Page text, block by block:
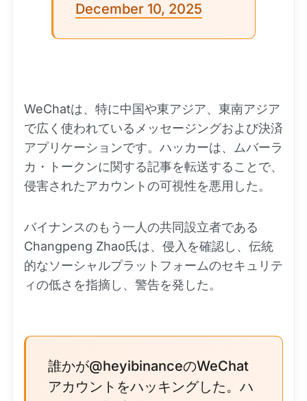
December 10, 2025
WeChatは、特に中国や東アジア、東南アジア
で広く使われているメッセージングおよび決済
アプリケーションです。ハッカーは、ムバーラ
カ・トークンに関する記事を転送することで、
侵害されたアカウントの可視性を悪用した。
バイナンスのもう一人の共同設立者である
Changpeng Zhao氏は、侵入を確認し、伝統
的なソーシャルプラットフォームのセキュリテ
ィの低さを指摘し、警告を発した。
誰かが@heyibinanceのWeChat
アカウントをハッキングした。ハ